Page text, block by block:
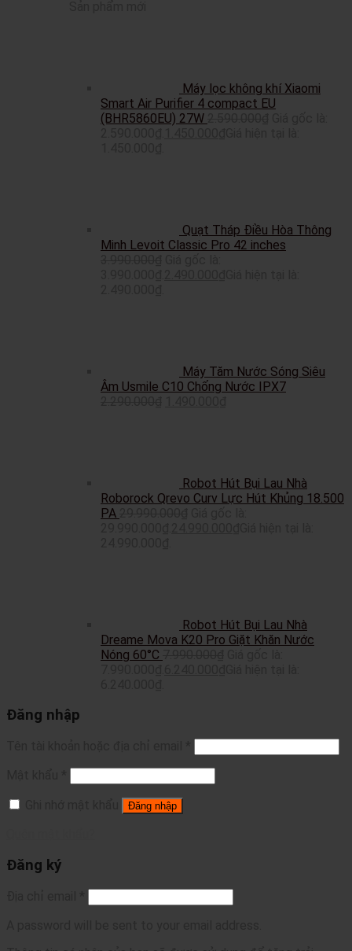
Máy lọc không khí Xiaomi
Smart Air Purifier 4 compact EU
(BHR5860EU) 27W
Quạt Tháp Điều Hòa Thông
Minh Levoit Classic Pro 42 inches
Máy Tăm Nước Sóng Siêu
Âm Usmile C10 Chống Nước IPX7
Robot Hút Bụi Lau Nhà
Roborock Qrevo Curv Lực Hút Khủng 18.500
PA
Robot Hút Bụi Lau Nhà
Dreame Mova K20 Pro Giặt Khăn Nước
Nóng 60°C
Đăng nhập
Đăng nhập
Đăng ký